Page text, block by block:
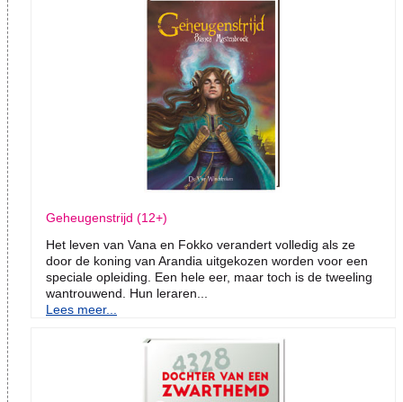
Geheugenstrijd (12+)
Het leven van Vana en Fokko verandert volledig als ze
door de koning van Arandia uitgekozen worden voor een
speciale opleiding. Een hele eer, maar toch is de tweeling
wantrouwend. Hun leraren...
Lees meer...